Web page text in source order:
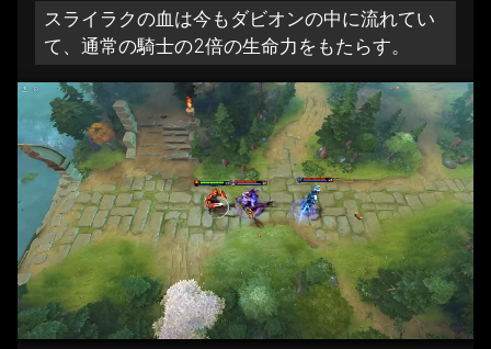
スライラクの血は今もダビオンの中に流れてい
て、通常の騎士の2倍の生命力をもたらす。